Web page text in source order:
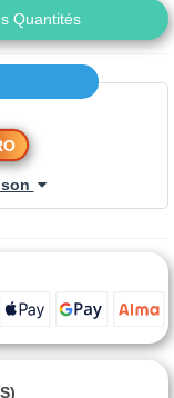
Quantités